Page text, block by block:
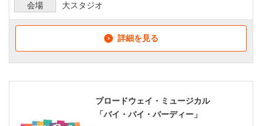
会場
大スタジオ
詳細を見る
ブロードウェイ・ミュージカル
「バイ・バイ・バーディー」